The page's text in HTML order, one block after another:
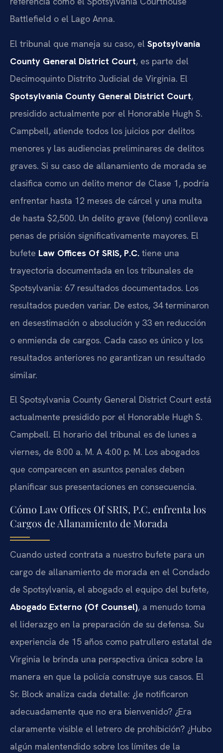
Battlefield o el Lago Anna.
El tribunal que maneja su caso, el Spotsylvania
County General District Court, es parte del
Decimoquinto Distrito Judicial de Virginia. El
Spotsylvania County General District Court,
presidido actualmente por el Honorable Hugh S.
Campbell, atiende todos los juicios por delitos
menores y las audiencias preliminares de delitos
graves. Si su caso de allanamiento de morada se
clasifica como un delito menor de Clase 1, podría
enfrentar hasta 12 meses de cárcel y una multa
de hasta $2,500. Un delito grave (felony) conlleva
penas de prisión significativamente mayores. El
bufete Law Offices Of SRIS, P.C. tiene una
trayectoria documentada en los tribunales de
Spotsylvania: 67 resultados documentados. Los
resultados pueden variar. De estos, 34 terminaron
en desestimación o absolución y 33 en reducción
o enmienda de cargos. Cada caso es único y los
resultados anteriores no garantizan un resultado
similar.
El Spotsylvania County General District Court está
actualmente presidido por el Honorable Hugh S.
Campbell. El horario del tribunal es de lunes a
viernes, de 8:00 a. M. A 4:00 p. M. Los abogados
que comparecen en asuntos penales deben
planificar sus presentaciones en consecuencia.
Cómo Law Offices Of SRIS, P.C. enfrenta los
Cargos de Allanamiento de Morada
Cuando usted contrata a nuestro bufete para un
cargo de allanamiento de morada en el Condado
de Spotsylvania, el abogado el equipo del bufete,
Abogado Externo (Of Counsel), a menudo toma
el liderazgo en la preparación de su defensa. Su
experiencia de 15 años como patrullero estatal de
Virginia le brinda una perspectiva única sobre la
manera en que la policía construye sus casos. El
Sr. Block analiza cada detalle: ¿le notificaron
adecuadamente que no era bienvenido? ¿Era
claramente visible el letrero de prohibición? ¿Hubo
algún malentendido sobre los límites de la